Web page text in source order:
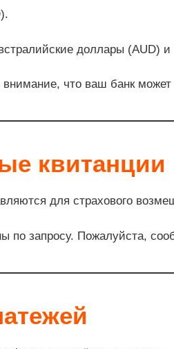
доллары (AUD) и
что ваш банк
квитанции
для страхового
по запросу. Пожалуйста,